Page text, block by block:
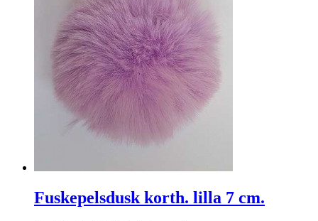
Fuskepelsdusk korth. lilla 7 cm.